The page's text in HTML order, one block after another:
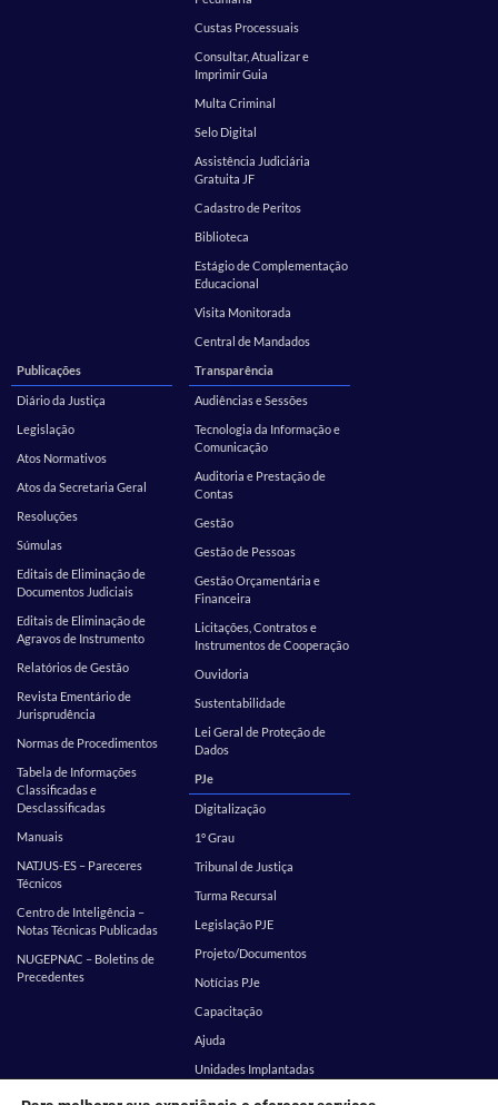
Custas Processuais
Consultar, Atualizar e
Imprimir Guia
Multa Criminal
Selo Digital
Assistência Judiciária
Gratuita JF
Cadastro de Peritos
Biblioteca
Estágio de Complementação
Educacional
Visita Monitorada
Central de Mandados
Publicações
Diário da Justiça
Legislação
Atos Normativos
Atos da Secretaria Geral
Resoluções
Súmulas
Editais de Eliminação de
Documentos Judiciais
Editais de Eliminação de
Agravos de Instrumento
Relatórios de Gestão
Revista Ementário de
Jurisprudência
Normas de Procedimentos
Tabela de Informações
Classificadas e
Desclassificadas
Manuais
NATJUS-ES – Pareceres
Técnicos
Centro de Inteligência –
Notas Técnicas Publicadas
NUGEPNAC – Boletins de
Precedentes
Transparência
Audiências e Sessões
Tecnologia da Informação e
Comunicação
Auditoria e Prestação de
Contas
Gestão
Gestão de Pessoas
Gestão Orçamentária e
Financeira
Licitações, Contratos e
Instrumentos de Cooperação
Ouvidoria
Sustentabilidade
Lei Geral de Proteção de
Dados
PJe
Digitalização
1º Grau
Tribunal de Justiça
Turma Recursal
Legislação PJE
Projeto/Documentos
Notícias PJe
Capacitação
Ajuda
Unidades Implantadas
Estatística
SEI